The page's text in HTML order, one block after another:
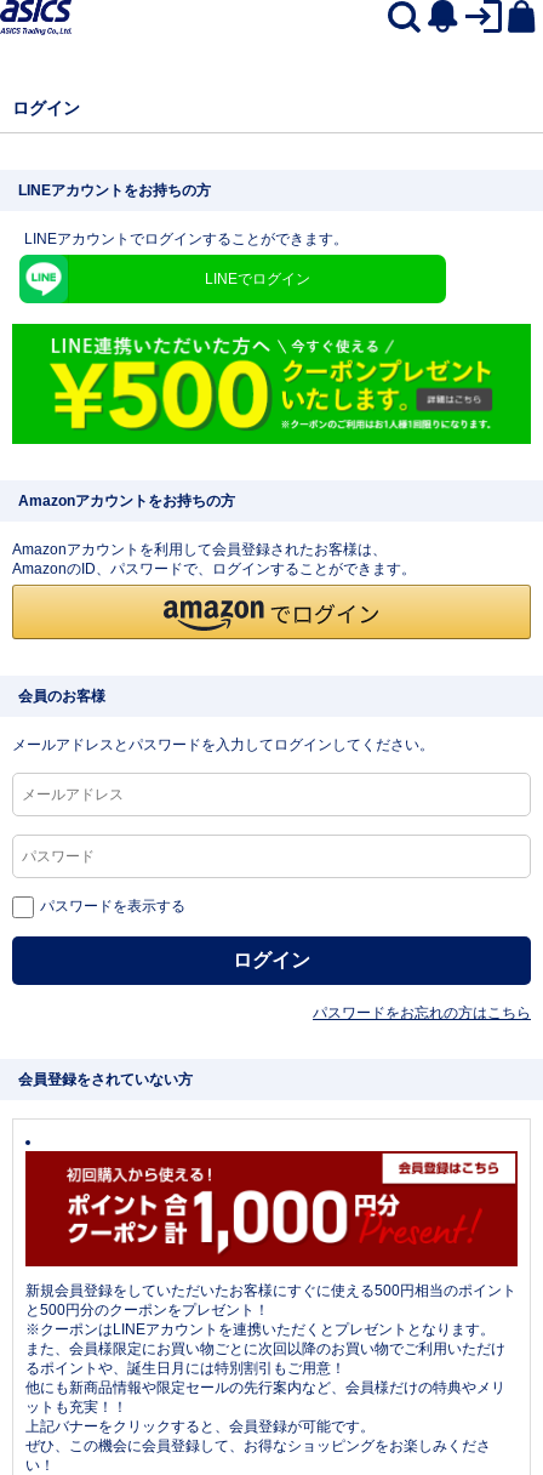
ログイン
LINEアカウントをお持ちの方
LINEアカウントでログインすることができます。
LINEでログイン
Amazonアカウントをお持ちの方
Amazonアカウントを利用して会員登録されたお客様は、
AmazonのID、パスワードで、ログインすることができます。
会員のお客様
メールアドレスとパスワードを入力してログインしてください。
パスワードを表示する
パスワードをお忘れの方はこちら
会員登録をされていない方
新規会員登録をしていただいたお客様にすぐに使える500円相当のポイント
と500円分のクーポンをプレゼント！
※クーポンはLINEアカウントを連携いただくとプレゼントとなります。
また、会員様限定にお買い物ごとに次回以降のお買い物でご利用いただけ
るポイントや、誕生日月には特別割引もご用意！
他にも新商品情報や限定セールの先行案内など、会員様だけの特典やメリ
ットも充実！！
上記バナーをクリックすると、会員登録が可能です。
ぜひ、この機会に会員登録して、お得なショッピングをお楽しみくださ
い！